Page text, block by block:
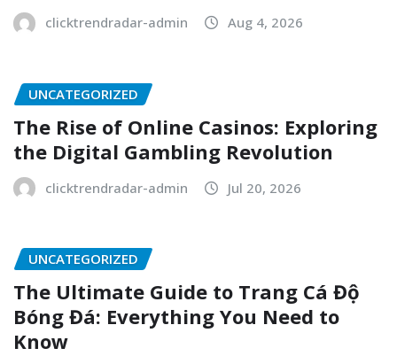
clicktrendradar-admin Aug 4, 2026
UNCATEGORIZED
The Rise of Online Casinos: Exploring
the Digital Gambling Revolution
clicktrendradar-admin Jul 20, 2026
UNCATEGORIZED
The Ultimate Guide to Trang Cá Độ
Bóng Đá: Everything You Need to
Know